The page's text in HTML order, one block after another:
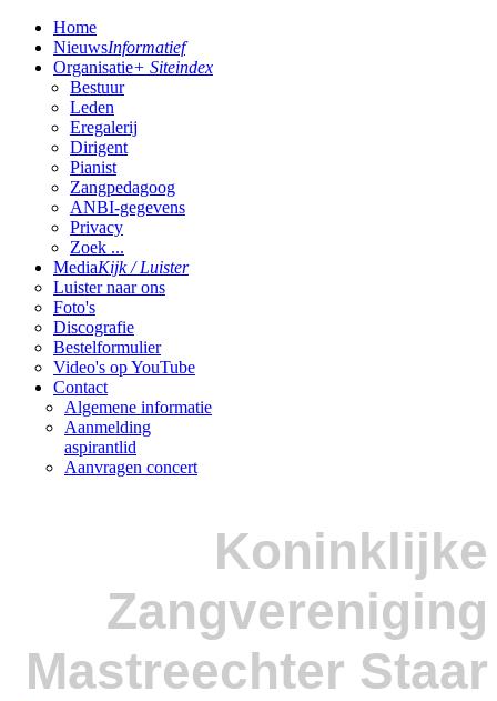
Home
NieuwsInformatief
Organisatie+ Siteindex
Bestuur
Leden
Eregalerij
Dirigent
Pianist
Zangpedagoog
ANBI-gegevens
Privacy
Zoek ...
MediaKijk / Luister
Luister naar ons
Foto's
Discografie
Bestelformulier
Video's op YouTube
Contact
Algemene informatie
Aanmelding
aspirantlid
Aanvragen concert
Koninklijke
Zangvereniging
Mastreechter Staar